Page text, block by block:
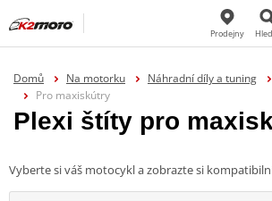
Prodejny
Domů Na motorku Náhradní díly a tuning
Pro maxiskútry
Plexi štíty pro
Vyberte si váš motocykl a zobrazte si